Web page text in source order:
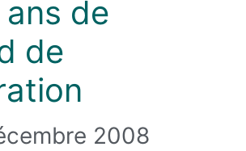
ans de
de
2008